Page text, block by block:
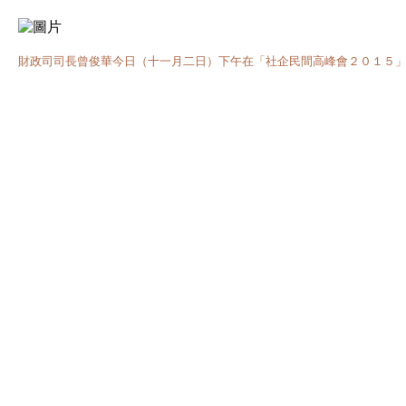
財政司司長曾俊華今日（十一月二日）下午在「社企民間高峰會２０１５」